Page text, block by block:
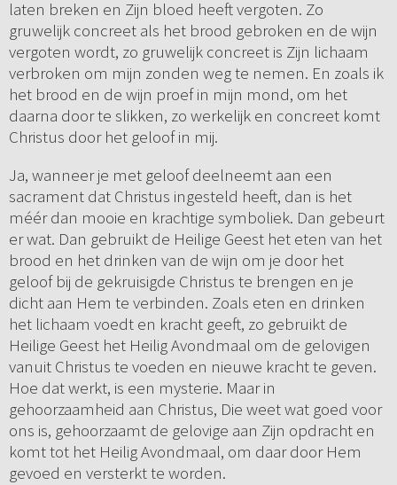
laten breken en Zijn bloed heeft vergoten. Zo
gruwelijk concreet als het brood gebroken en de wijn
vergoten wordt, zo gruwelijk concreet is Zijn lichaam
verbroken om mijn zonden weg te nemen. En zoals ik
het brood en de wijn proef in mijn mond, om het
daarna door te slikken, zo werkelijk en concreet komt
Christus door het geloof in mij.
Ja, wanneer je met geloof deelneemt aan een
sacrament dat Christus ingesteld heeft, dan is het
méér dan mooie en krachtige symboliek. Dan gebeurt
er wat. Dan gebruikt de Heilige Geest het eten van het
brood en het drinken van de wijn om je door het
geloof bij de gekruisigde Christus te brengen en je
dicht aan Hem te verbinden. Zoals eten en drinken
het lichaam voedt en kracht geeft, zo gebruikt de
Heilige Geest het Heilig Avondmaal om de gelovigen
vanuit Christus te voeden en nieuwe kracht te geven.
Hoe dat werkt, is een mysterie. Maar in
gehoorzaamheid aan Christus, Die weet wat goed voor
ons is, gehoorzaamt de gelovige aan Zijn opdracht en
komt tot het Heilig Avondmaal, om daar door Hem
gevoed en versterkt te worden.